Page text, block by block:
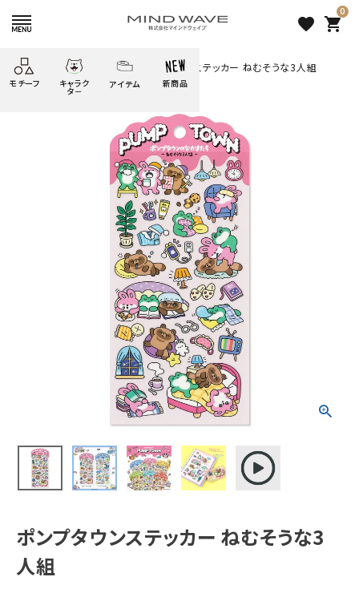
favorite
0
shopping_cart
モチーフ
どうぶつ
キャラク
タ－
しばんばん
ごろごろ
にゃんすけ
ぴよこ豆
うさぎの
ムーちゃん
だっとちゃん ばいばいべあ
ようこそ
かわうそ
ゆるあにまる
ツンダちゃん ウサコレフレンズ
一期一会 その他
アイテム
シール
ふせん
文具小物
雑貨
新商品
絞り込み検索
ポンプタウンステッカー ねむ
人気商品から探す
モチーフから探す
キャラクターから探す
アイテムから探す
HOME すべての商品 ポンプタウンステッカー ねむそうな3人組
ポンプタウンステッカー ねむそうな3
人組